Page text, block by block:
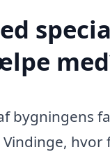
bygningens